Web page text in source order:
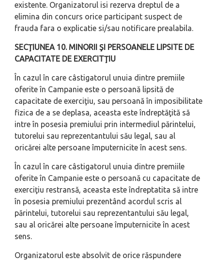
existente. Organizatorul isi rezerva dreptul de a
elimina din concurs orice participant suspect de
frauda fara o explicatie si/sau notificare prealabila.
SECŢIUNEA 10. MINORII ŞI PERSOANELE LIPSITE DE
CAPACITATE DE EXERCITŢIU
În cazul în care câstigatorul unuia dintre premiile
oferite în Campanie este o persoană lipsită de
capacitate de exerciţiu, sau persoană în imposibilitate
fizica de a se deplasa, aceasta este îndreptăţită să
intre în posesia premiului prin intermediul părintelui,
tutorelui sau reprezentantului său legal, sau al
oricărei alte persoane împuternicite în acest sens.
În cazul în care câstigatorul unuia dintre premiile
oferite în Campanie este o persoană cu capacitate de
exerciţiu restransă, aceasta este îndreptatita să intre
în posesia premiului prezentând acordul scris al
părintelui, tutorelui sau reprezentantului său legal,
sau al oricărei alte persoane împuternicite în acest
sens.
Organizatorul este absolvit de orice răspundere